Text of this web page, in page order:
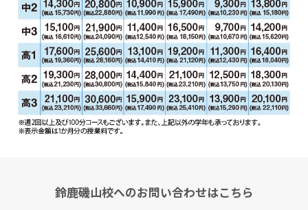
鈴鹿磯山校へのお問い合わせはこちら